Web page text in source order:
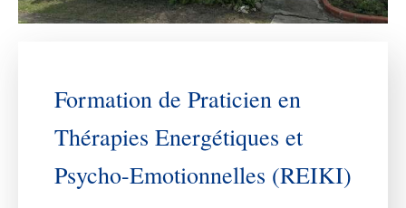
Formation de Praticien en
Thérapies Energétiques et
Psycho-Emotionnelles (REIKI)